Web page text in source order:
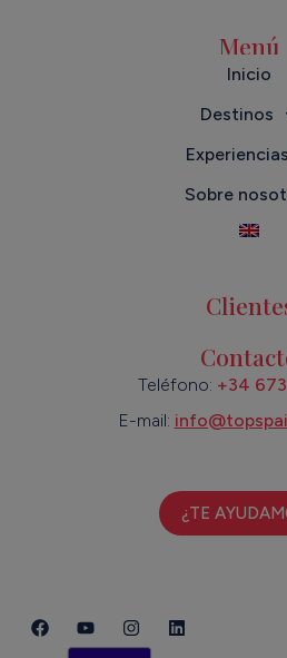
Menú
Inicio
Destinos
Experiencias
Sobre
Teléfono: +34
E-mail:
¿TE